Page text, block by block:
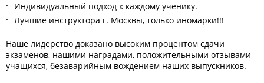
Индивидуальный подход к каждому ученику.
Лучшие инструктора г. Москвы, только иномарки!!!
Наше лидерство доказано высоким процентом сдачи
экзаменов, нашими наградами, положительными отзывами
учащихся, безаварийным вождением наших выпускников.